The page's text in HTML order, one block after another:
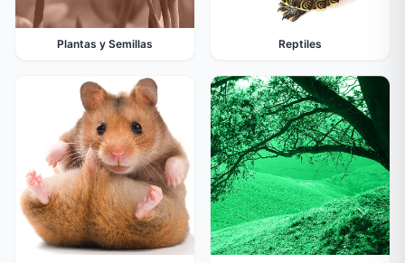
Plantas y Semillas Reptiles